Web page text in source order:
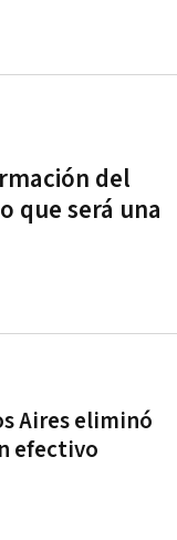
del
que será una
Aires eliminó
efectivo